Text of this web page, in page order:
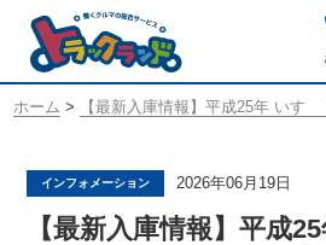
ホーム > 【最新入庫情報】平成25年 いす
インフォメーション 2026年06月19日
【最新入庫情報】平成